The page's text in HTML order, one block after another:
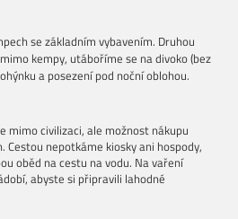
se základním vybavením. Druhou
kempy, utáboříme se na divoko (bez
a posezení pod noční oblohou.
mimo civilizaci, ale možnost nákupu
Cestou nepotkáme kiosky ani hospody,
oběd na cestu na vodu. Na vaření
abyste si připravili lahodné